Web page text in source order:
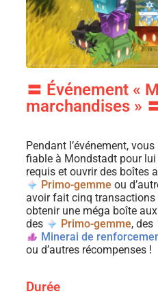
〓 Événement «
marchandises »
Pendant l’événement,
fiable à Mondstadt pour
requis et ouvrir des boîtes
Primo-gemme ou
avoir fait cinq transactions
obtenir une méga boîte
des
Primo-gemme, des
Minerai de
ou d’autres récompenses !
Durée